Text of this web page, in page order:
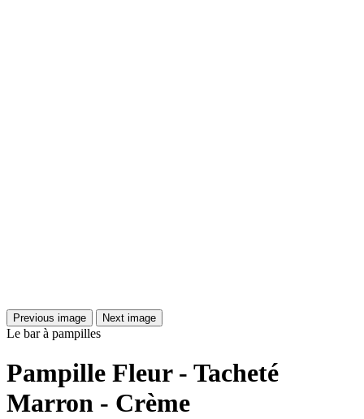
Previous image Next image
Le bar à pampilles
Pampille Fleur - Tacheté
Marron - Crème